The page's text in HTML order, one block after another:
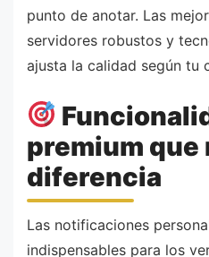
punto de anotar. Las
servidores robustos y
ajusta la calidad según tu
premium que
diferencia
Las notificaciones
indispensables para los